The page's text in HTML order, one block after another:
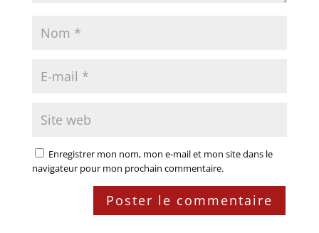
Enregistrer mon nom, mon e-mail et mon site dans le
navigateur pour mon prochain commentaire.